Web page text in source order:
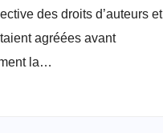
dus aux
des droits d’auteurs et
agréées avant
la…